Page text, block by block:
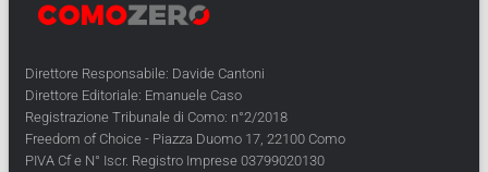
Direttore Responsabile: Davide Cantoni
Direttore Editoriale: Emanuele Caso
Registrazione Tribunale di Como: n°2/2018
Freedom of Choice - Piazza Duomo 17, 22100 Como
PIVA Cf e N° Iscr. Registro Imprese 03799020130